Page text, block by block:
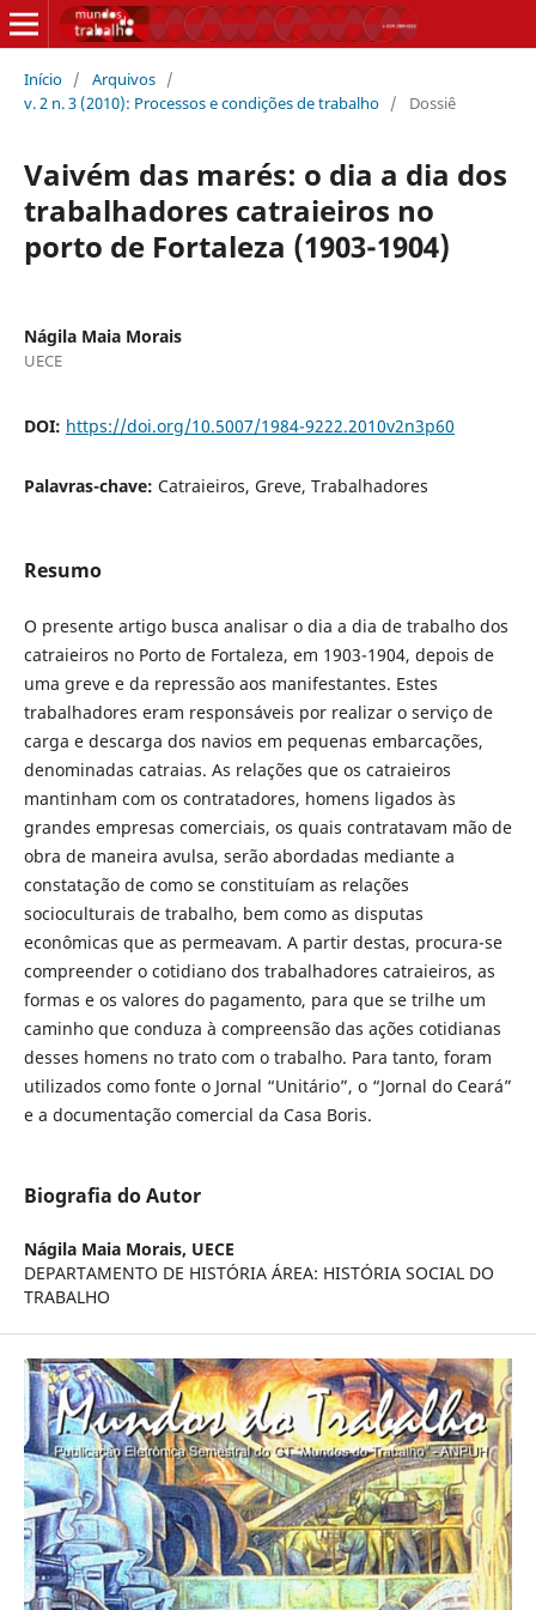
Início / Arquivos /
v. 2 n. 3 (2010): Processos e condições de trabalho / Dossiê
Vaivém das marés: o dia a dia dos
trabalhadores catraieiros no
porto de Fortaleza (1903-1904)
Nágila Maia Morais
UECE
DOI: https://doi.org/10.5007/1984-9222.2010v2n3p60
Palavras-chave: Catraieiros, Greve, Trabalhadores
Resumo
O presente artigo busca analisar o dia a dia de trabalho dos
catraieiros no Porto de Fortaleza, em 1903-1904, depois de
uma greve e da repressão aos manifestantes. Estes
trabalhadores eram responsáveis por realizar o serviço de
carga e descarga dos navios em pequenas embarcações,
denominadas catraias. As relações que os catraieiros
mantinham com os contratadores, homens ligados às
grandes empresas comerciais, os quais contratavam mão de
obra de maneira avulsa, serão abordadas mediante a
constatação de como se constituíam as relações
socioculturais de trabalho, bem como as disputas
econômicas que as permeavam. A partir destas, procura-se
compreender o cotidiano dos trabalhadores catraieiros, as
formas e os valores do pagamento, para que se trilhe um
caminho que conduza à compreensão das ações cotidianas
desses homens no trato com o trabalho. Para tanto, foram
utilizados como fonte o Jornal “Unitário”, o “Jornal do Ceará”
e a documentação comercial da Casa Boris.
Biografia do Autor
Nágila Maia Morais, UECE
DEPARTAMENTO DE HISTÓRIA ÁREA: HISTÓRIA SOCIAL DO
TRABALHO